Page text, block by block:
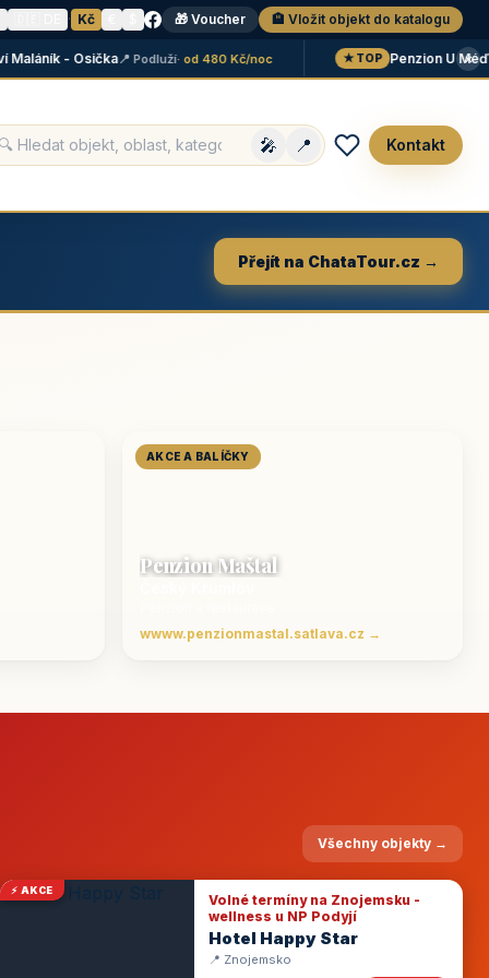
· Kč 🎁 Voucher 🏨 Vložit objekt do katalogu
- Osička📍 Podluží· od 480 Kč/noc ★ TOP Penzion U Méďů📍
×
🎤 📍 Kontakt
Přejít na ChataTour.cz →
AKCE A BALÍČKY
Penzion Maštal
wwww.penzionmastal.satlava.cz →
Všechny objekty →
⚡ AKCE
Volné termíny na Znojemsku -
wellness u NP Podyjí
Hotel Happy Star
📍 Znojemsko